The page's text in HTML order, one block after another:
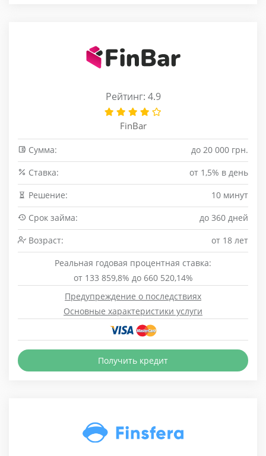
Рейтинг: 4.9
FinBar
Сумма:
до 20 000 грн.
Cтавка:
от 1,5% в день
Решение:
10 минут
Срок займа:
до 360 дней
Возраст:
от 18 лет
Реальная годовая процентная ставка:
от 133 859,8% до 660 520,14%
Предупреждение о последствиях
Основные характеристики услуги
Получить кредит